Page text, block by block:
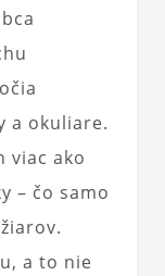
a okuliare.
viac ako
– čo samo
a to nie